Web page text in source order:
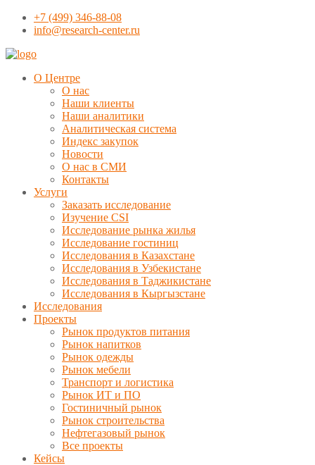
+7 (499) 346-88-08
info@research-center.ru
О Центре
О нас
Наши клиенты
Наши аналитики
Аналитическая система
Индекс закупок
Новости
О нас в СМИ
Контакты
Услуги
Заказать исследование
Изучение CSI
Исследование рынка жилья
Исследование гостиниц
Исследования в Казахстане
Исследования в Узбекистане
Исследования в Таджикистане
Исследования в Кыргызстане
Исследования
Проекты
Рынок продуктов питания
Рынок напитков
Рынок одежды
Рынок мебели
Транспорт и логистика
Рынок ИТ и ПО
Гостиничный рынок
Рынок строительства
Нефтегазовый рынок
Все проекты
Кейсы